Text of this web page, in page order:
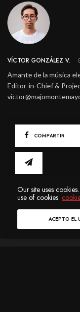
VÍCTOR GONZÁLEZ V.
Amante de la música
Editor-in-Chief &
COMPARTIR
Our site uses
use of cookies:
ACEPTO EL